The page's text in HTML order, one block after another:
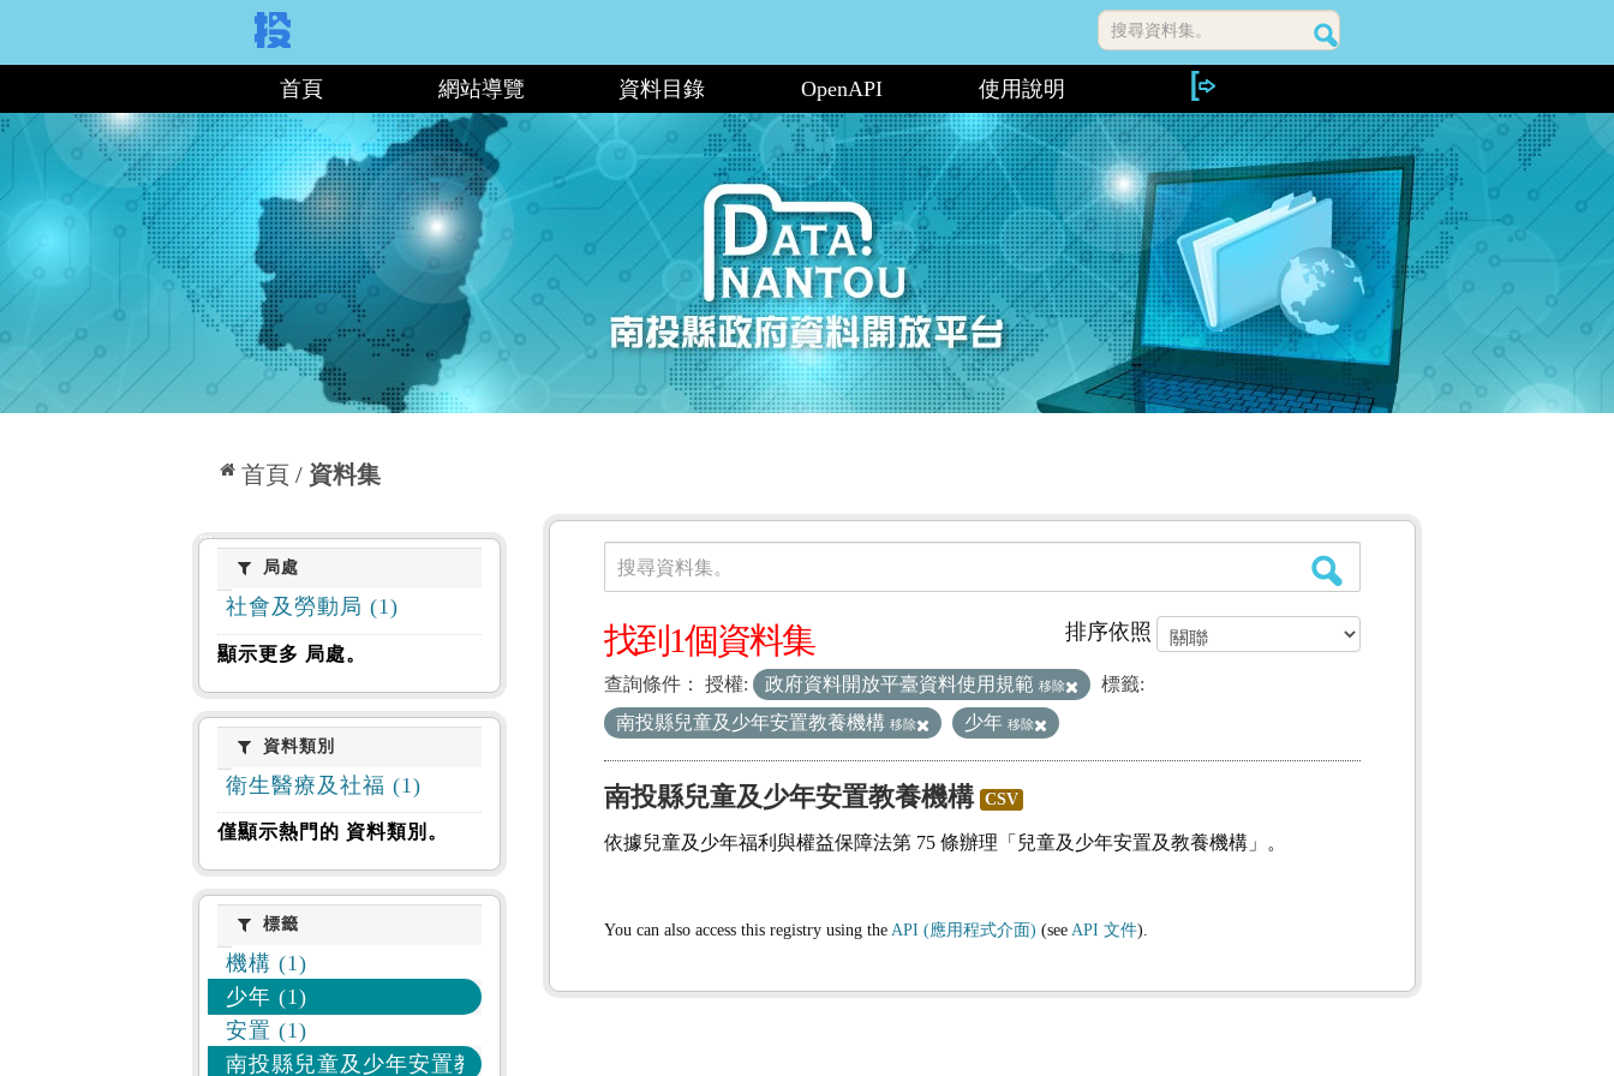
搜尋資料集。
首頁 網站導覽 資料目錄 OpenAPI 使用說明
首頁 資料集
局處局處
社會及勞動局 (1)
顯示更多 局處。
資料類別
資料類別
衛生醫療及社福 (1)
僅顯示熱門的 資料類別。
標籤標籤
機構 (1)
少年 (1)
安置 (1)
南投縣兒童及少年安置教養機構 (1)
資料集
搜尋資料集。
排序依照
找到1個資料集
查詢條件： 授權: 政府資料開放平臺資料使用規範 移除
標籤:
南投縣兒童及少年安置教養機構 移除 少年 移除
南投縣兒童及少年安置教養機構 CSV
依據兒童及少年福利與權益保障法第 75 條辦理「兒童及少年安置及教養機構」。
You can also access this registry using the API (應用程式介面) (see API 文件).